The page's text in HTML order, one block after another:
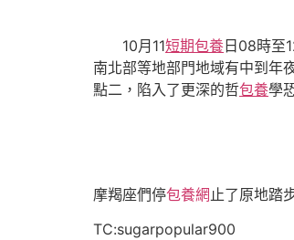
10月11短期包養日08時至
南北部等地部門地域有中到年
點二，陷入了更深的哲包養學
摩羯座們停包養網 止了原地踏
TC:sugarpopular900